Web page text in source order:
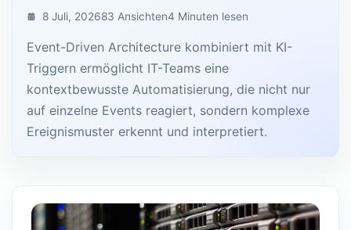
8 Juli, 202683 Ansichten4 Minuten lesen
Event-Driven Architecture kombiniert mit KI-
Triggern ermöglicht IT-Teams eine
kontextbewusste Automatisierung, die nicht nur
auf einzelne Events reagiert, sondern komplexe
Ereignismuster erkennt und interpretiert.